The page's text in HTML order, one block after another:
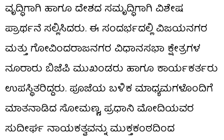
ವೃದ್ಧಿಗಾಗಿ ಹಾಗೂ ದೇಶದ ಸಮೃದ್ಧಿಗಾಗಿ ವಿಶೇಷ
ಪ್ರಾರ್ಥನೆ ಸಲ್ಲಿಸಿದರು. ಈ ಸಂದರ್ಭದಲ್ಲಿ ವಿಜಯನಗರ
ಮತ್ತು ಗೋವಿಂದರಾಜನಗರ ವಿಧಾನಸಭಾ ಕ್ಷೇತ್ರಗಳ
ನೂರಾರು ಬಿಜೆಪಿ ಮುಖಂಡರು ಹಾಗೂ ಕಾರ್ಯಕರ್ತರು
ಉಪಸ್ಥಿತರಿದ್ದರು. ಪೂಜೆಯ ಬಳಿಕ ಮಾಧ್ಯಮಗಳೊಂದಿಗೆ
ಮಾತನಾಡಿದ ಸೋಮಣ್ಣ, ಪ್ರಧಾನಿ ಮೋದಿಯವರ
ಸುದೀರ್ಘ ನಾಯಕತ್ವವನ್ನು ಮುಕ್ತಕಂಠದಿಂದ